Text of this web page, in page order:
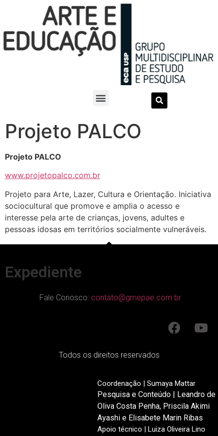
Projeto PALCO
Projeto PALCO
www.projetopalco.com.br
Projeto para Arte, Lazer, Cultura e Orientação. Iniciativa
sociocultural que promove e amplia o acesso e
interesse pela arte de crianças, jovens, adultes e
pessoas idosas em territórios socialmente vulneráveis.
Expediente
Fale Conosco: contato@gmepae.com.br
Todos os direitos reservados
Coordenação | Sumaya Mattar
Pesquisa e Conteúdo | Leandro de
Oliva Costa Penha, Priscila Akimi
Ayashi e Elisabete Marin Ribas
Apoio técnico | Luiza Oliveira Lino